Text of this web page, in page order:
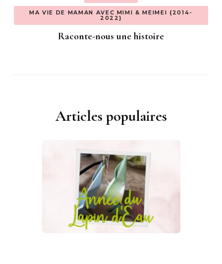
MA VIE DE MAMAN AVEC MIMI & MEIMEI {2014-
2022}
Raconte-nous une histoire
Articles populaires